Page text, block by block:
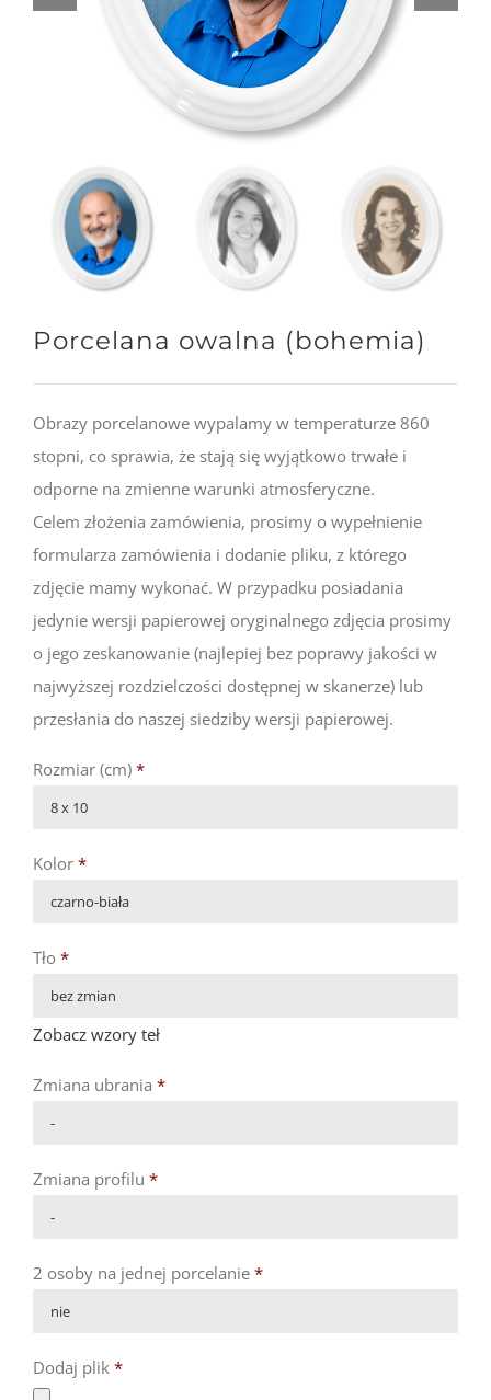
Porcelana owalna (bohemia)
Obrazy porcelanowe wypalamy w temperaturze 860
stopni, co sprawia, że stają się wyjątkowo trwałe i
odporne na zmienne warunki atmosferyczne.
Celem złożenia zamówienia, prosimy o wypełnienie
formularza zamówienia i dodanie pliku, z którego
zdjęcie mamy wykonać. W przypadku posiadania
jedynie wersji papierowej oryginalnego zdjęcia prosimy
o jego zeskanowanie (najlepiej bez poprawy jakości w
najwyższej rozdzielczości dostępnej w skanerze) lub
przesłania do naszej siedziby wersji papierowej.
Rozmiar (cm) *
Kolor *
Tło *
Zobacz wzory teł
Zmiana ubrania *
Zmiana profilu *
2 osoby na jednej porcelanie *
Dodaj plik *